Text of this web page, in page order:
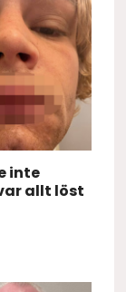
inte
allt löst